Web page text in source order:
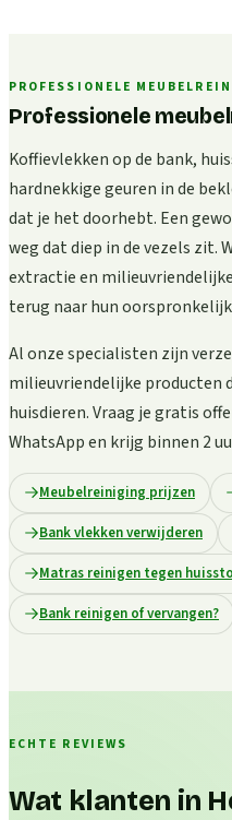
PROFESSIONELE
Professionele
Koffievlekken op de bank,
hardnekkige geuren in de
dat je het doorhebt. Een
weg dat diep in de vezels zit.
extractie en
terug naar hun
Al onze specialisten zijn
milieuvriendelijke producten
huisdieren. Vraag je gratis
WhatsApp en krijg binnen 2
Meubelreiniging prijzen
Bank vlekken verwijderen
Matras reinigen tegen
Bank reinigen of vervangen?
ECHTE REVIEWS
Wat klanten in